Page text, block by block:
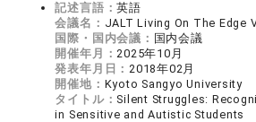
記述言語：英語
会議名： JALT Living On The Edge
国際・国内会議： 国内会議
開催年月：2025年10月
発表年月日：2018年02月
開催地： Kyoto Sangyo University
タイトル： Silent Struggles:
in Sensitive and Autistic Students